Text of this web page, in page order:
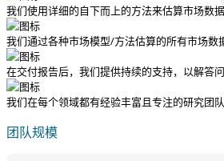
我们使用详细的自下而上的方法来估算市场数
我们通过各种市场模型/方法估算的所有市场数
在交付报告后，我们提供持续的支持，以解答
我们在每个领域都有经验丰富且专注的研究团
团队规模